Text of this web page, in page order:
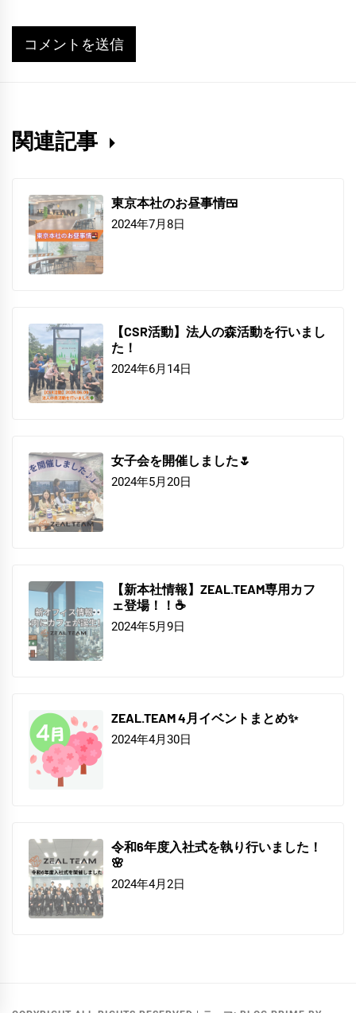
関連記事
東京本社のお昼事情🍱
2024年7月8日
【CSR活動】法人の森活動を行いまし
た！
2024年6月14日
女子会を開催しました🌷
2024年5月20日
【新本社情報】ZEAL.TEAM専用カフ
ェ登場！！☕
2024年5月9日
ZEAL.TEAM 4月イベントまとめ✨
2024年4月30日
令和6年度入社式を執り行いました！
🌸
2024年4月2日